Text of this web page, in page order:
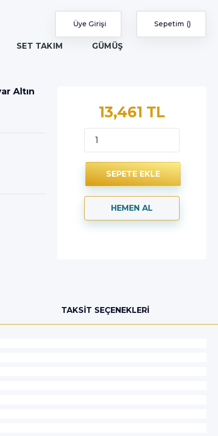
Üye Girişi Sepetim
SET TAKIM GÜMÜŞ
Altın
13,461 TL
SEPETE EKLE
HEMEN AL
TAKSIT SEÇENEKLERI